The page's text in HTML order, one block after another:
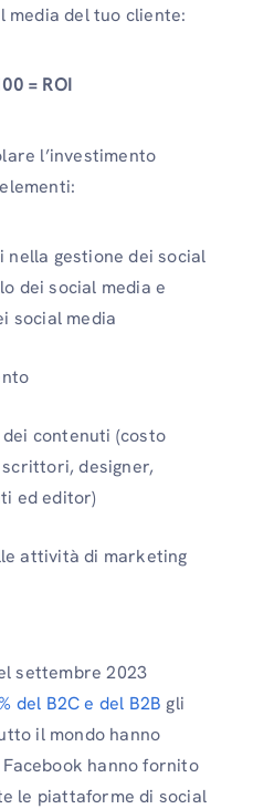
media del tuo cliente:
= ROI
l’investimento
gestione dei social
dei social media e
social media
contenuti (costo
designer,
ed editor)
attività di marketing
settembre 2023
del B2C e del B2B gli
il mondo hanno
hanno fornito
le piattaforme di social